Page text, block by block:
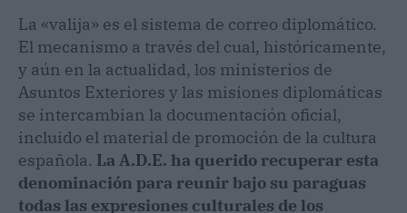
La «valija» es el sistema de correo diplomático.
El mecanismo a través del cual, históricamente,
y aún en la actualidad, los ministerios de
Asuntos Exteriores y las misiones diplomáticas
se intercambian la documentación oficial,
incluido el material de promoción de la cultura
española. La A.D.E. ha querido recuperar esta
denominación para reunir bajo su paraguas
todas las expresiones culturales de los